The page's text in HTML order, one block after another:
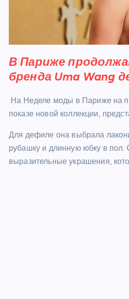
В Париже
бренда Uma Wang
На Неделе моды в Париже на
показе новой коллекции,
Для дефиле она выбрала
рубашку и длинную юбку в пол.
выразительные украшения,